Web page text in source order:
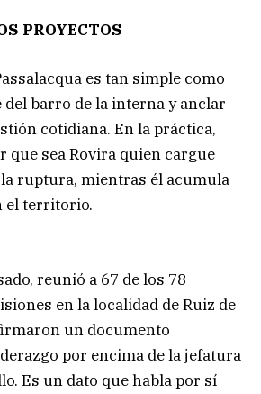
PROYECTOS
es tan simple como
barro de la interna y anclar
cotidiana. En la práctica,
que sea Rovira quien cargue
ruptura, mientras él acumula
el territorio.
reunió a 67 de los 78
en la localidad de Ruiz de
un documento
por encima de la jefatura
Es un dato que habla por sí